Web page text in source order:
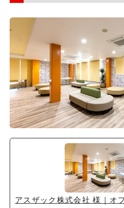
アスザック株式会社 様｜オ